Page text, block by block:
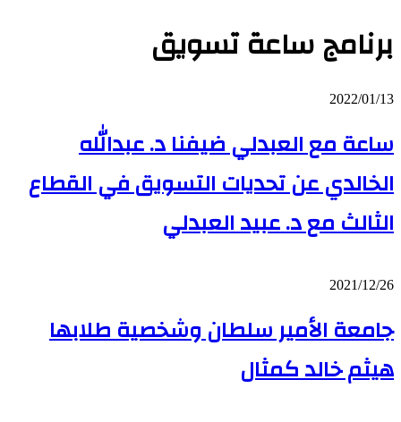
برنامج ساعة تسويق
ساعة
العبدلي
ضيفنا
عبدالله
عن
تحديات
القطاع
مع
د.
العبدلي
2022/01/13
ساعة مع العبدلي ضيفنا د. عبدالله
الخالدي عن تحديات التسويق في القطاع
الثالث مع د. عبيد العبدلي
جامعة
وشخصية
هيثم
2021/12/26
جامعة الأمير سلطان وشخصية طلابها
هيثم خالد كمثال